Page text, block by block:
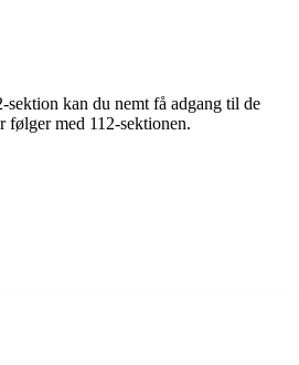
sektion kan du nemt få adgang til de
med 112-sektionen.